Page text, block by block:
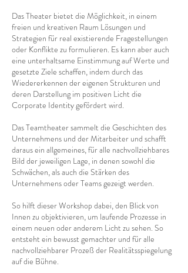
Das Theater bietet die Möglichkeit, in einem
freien und kreativen Raum Lösungen und
Strategien für real existierende Fragestellungen
oder Konflikte zu formulieren. Es kann aber auch
eine unterhaltsame Einstimmung auf Werte und
gesetzte Ziele schaffen, indem durch das
Wiedererkennen der eigenen Strukturen und
deren Darstellung im positiven Licht die
Corporate Identity gefördert wird.
Das Teamtheater sammelt die Geschichten des
Unternehmens und der Mitarbeiter und schafft
daraus ein allgemeines, für alle nachvollziehbares
Bild der jeweiligen Lage, in denen sowohl die
Schwächen, als auch die Stärken des
Unternehmens oder Teams gezeigt werden.
So hilft dieser Workshop dabei, den Blick von
Innen zu objektivieren, um laufende Prozesse in
einem neuen oder anderem Licht zu sehen. So
entsteht ein bewusst gemachter und für alle
nachvollziehbarer Prozeß der Realitätsspiegelung
auf die Bühne.